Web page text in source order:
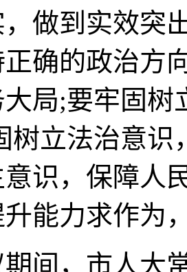
做到实效突
确的政治方
局;要牢固
树立法治意识
识，保障人
能力求作为
，市人大常